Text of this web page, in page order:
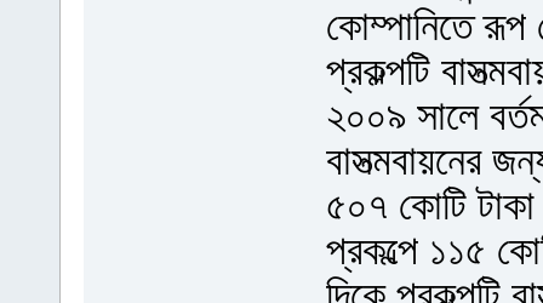
কোম্পানিতে
প্রকল্পটি
২০০৯ সালে
বাসত্মবায়নের
৫০৭ কোটি
প্রকল্পে ১১৫